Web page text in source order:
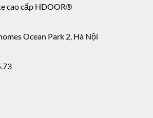
cao cấp HDOOR®
Ocean Park 2, Hà Nội